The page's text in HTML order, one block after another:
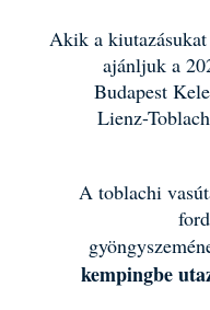
Akik a
ajánljuk a
Budapest
Lienz-
A toblachi
kempingbe